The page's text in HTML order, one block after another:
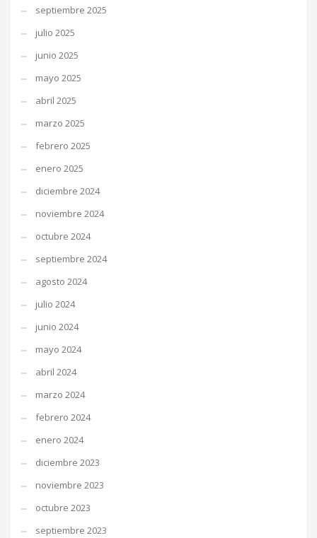
septiembre 2025
julio 2025
junio 2025
mayo 2025
abril 2025
marzo 2025
febrero 2025
enero 2025
diciembre 2024
noviembre 2024
octubre 2024
septiembre 2024
agosto 2024
julio 2024
junio 2024
mayo 2024
abril 2024
marzo 2024
febrero 2024
enero 2024
diciembre 2023
noviembre 2023
octubre 2023
septiembre 2023